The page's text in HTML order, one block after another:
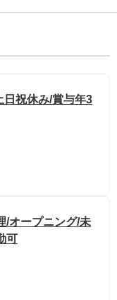
日祝休み/賞与年3
/オープニング/未
可